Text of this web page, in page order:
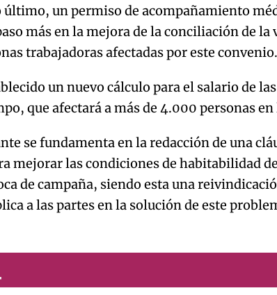
último, un permiso de acompañamiento
más en la mejora de la conciliación de
trabajadoras afectadas por este convenio.
un nuevo cálculo para el salario de
que afectará a más de 4.000 personas
se fundamenta en la redacción de una
mejorar las condiciones de habitabilidad
de campaña, siendo esta una
a las partes en la solución de este